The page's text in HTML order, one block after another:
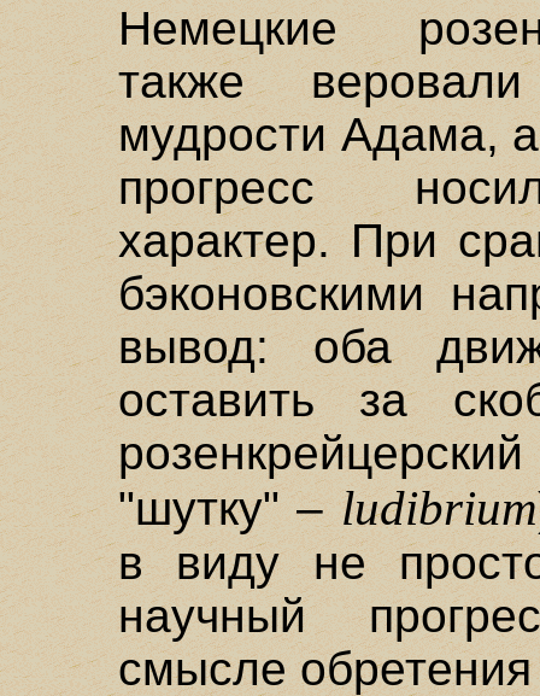
Немецкие
также
мудрости Адама,
прогресс
характер. При
бэконовскими
вывод: оба
оставить за
"шутку" –ludibrium
в виду не
научный
смысле